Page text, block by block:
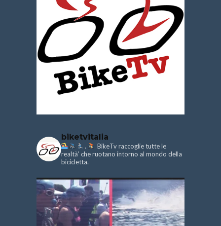
biketvitalia
.
BikeTv raccoglie tutte le
realtà’ che ruotano intorno al mondo della
bicicletta.